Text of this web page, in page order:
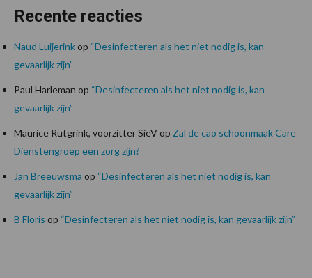
Recente reacties
Naud Luijerinkop “Desinfecteren als het niet nodig is, kan
gevaarlijk zijn”
Paul Harleman op “Desinfecteren als het niet nodig is, kan
gevaarlijk zijn”
Maurice Rutgrink, voorzitter SieVop Zal de cao schoonmaak Care
Dienstengroep een zorg zijn?
Jan Breeuwsma op “Desinfecteren als het niet nodig is, kan
gevaarlijk zijn”
B Floris op “Desinfecteren als het niet nodig is, kan gevaarlijk zijn”